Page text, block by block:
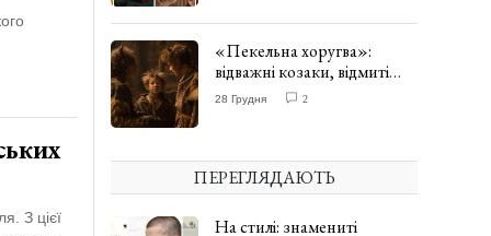
З цієї
«Пекельна хоругва»:
відважні козаки, відмиті
чорти та відчайдушний
28 Грудня 2
ПЕРЕГЛЯДАЮТЬ
На стилі: знамениті